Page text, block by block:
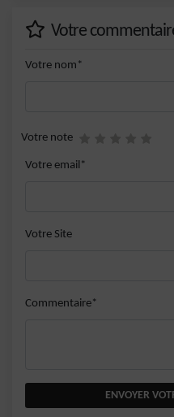
Votre
Votre nom*
Votre note
Votre email*
Votre Site
Commentaire*
ENVOYER